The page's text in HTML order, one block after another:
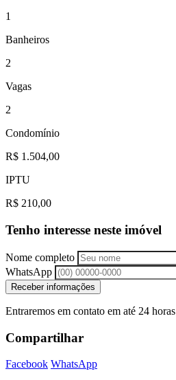
1
Banheiros
2
Vagas
2
Condomínio
R$ 1.504,00
IPTU
R$ 210,00
Tenho interesse neste imóvel
Nome completo
WhatsApp
Receber informações
Entraremos em contato em até 24 horas
Compartilhar
Facebook WhatsApp